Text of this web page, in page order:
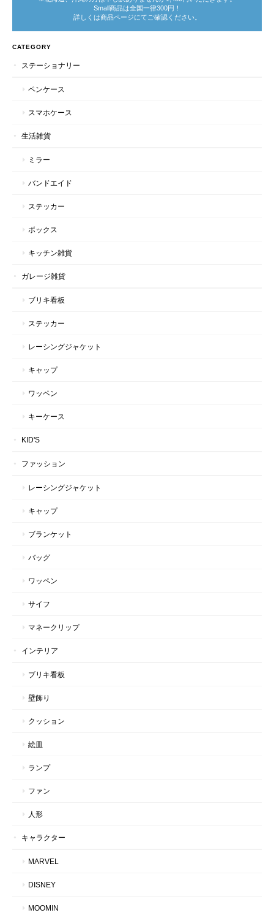
Small商品は全国一律300円！
詳しくは商品ページにてご確認ください。
CATEGORY
ステーショナリー
ペンケース
スマホケース
生活雑貨
ミラー
バンドエイド
ステッカー
ボックス
キッチン雑貨
ガレージ雑貨
ブリキ看板
ステッカー
レーシングジャケット
キャップ
ワッペン
キーケース
KID'S
ファッション
レーシングジャケット
キャップ
ブランケット
バッグ
ワッペン
サイフ
マネークリップ
インテリア
ブリキ看板
壁飾り
クッション
絵皿
ランプ
ファン
人形
キャラクター
MARVEL
DISNEY
MOOMIN